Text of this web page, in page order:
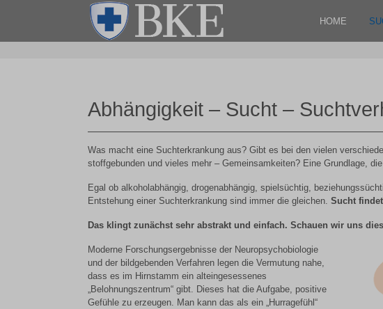
HOME
Abhängigkeit – Sucht –
Was macht eine Suchterkrankung aus? Gibt es bei den vielen
stoffgebunden und vieles mehr – Gemeinsamkeiten? Eine Grundlage,
Egal ob alkoholabhängig, drogenabhängig, spielsüchtig,
Entstehung einer Suchterkrankung sind immer die gleichen. Sucht
Das klingt zunächst sehr abstrakt und einfach. Schauen wir uns
Moderne Forschungsergebnisse der Neuropsychobiologie
und der bildgebenden Verfahren legen die Vermutung nahe,
dass es im Hirnstamm ein alteingesessenes
„Belohnungszentrum“ gibt. Dieses hat die Aufgabe, positive
Gefühle zu erzeugen. Man kann das als ein „Hurragefühl“